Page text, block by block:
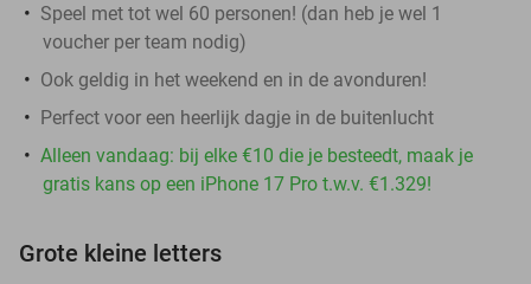
Speel met tot wel 60 personen! (dan heb je wel 1
voucher per team nodig)
Ook geldig in het weekend en in de avonduren!
Perfect voor een heerlijk dagje in de buitenlucht
Alleen vandaag: bij elke €10 die je besteedt, maak je
gratis kans op een iPhone 17 Pro t.w.v. €1.329!
Grote kleine letters